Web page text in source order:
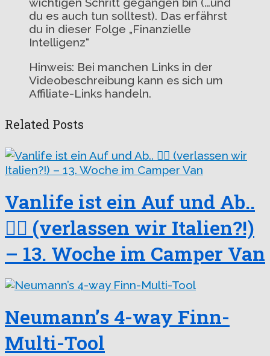
du es auch tun solltest). Das erfährst
du in dieser Folge „Finanzielle
Intelligenz“
Hinweis: Bei manchen Links in der
Videobeschreibung kann es sich um
Affiliate-Links handeln.
Related Posts
Vanlife ist ein Auf und Ab..
😵‍💫 (verlassen wir Italien?!)
– 13. Woche im Camper Van
Neumann’s 4-way Finn-
Multi-Tool